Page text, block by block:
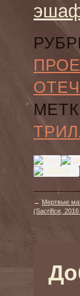
← Мертвые
(Sacrifice,